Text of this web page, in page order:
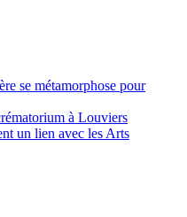
se métamorphose pour
à Louviers
un lien avec les Arts